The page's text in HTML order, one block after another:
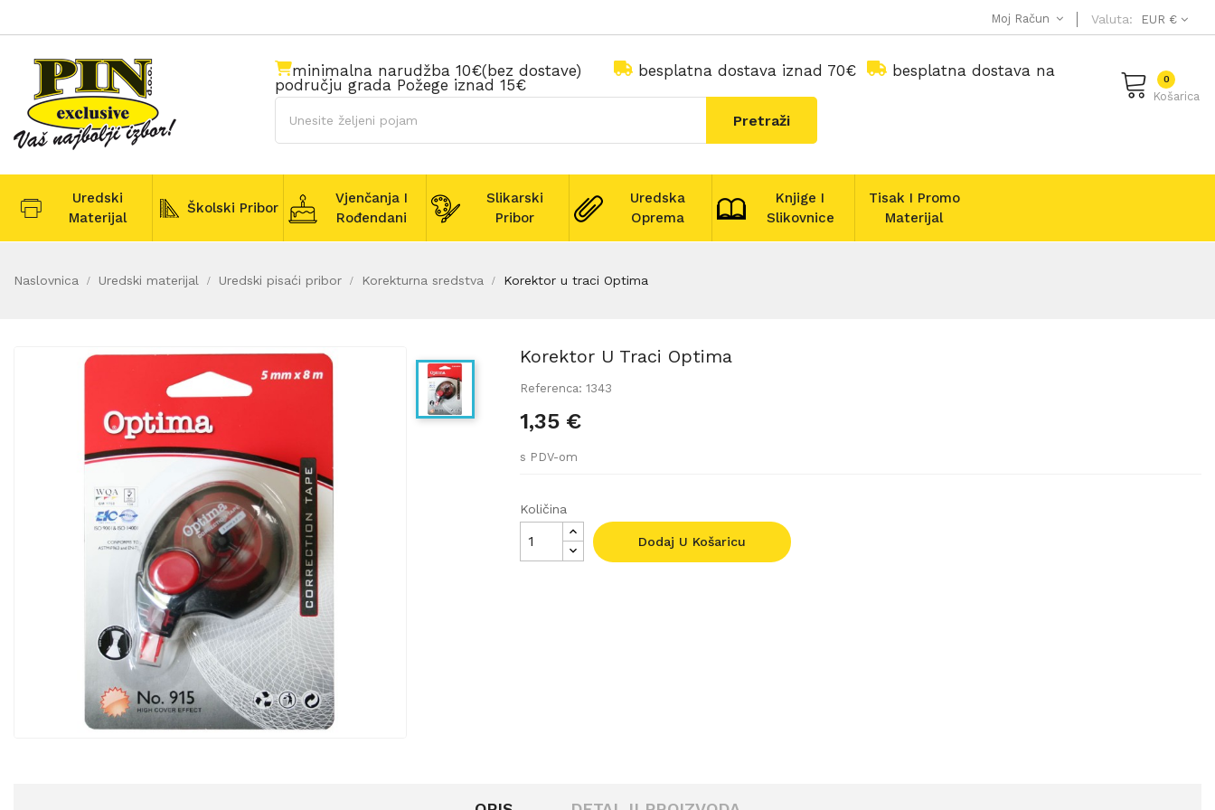
Valuta: EUR €
Moj Račun
Košarica
0
minimalna narudžba 10€(bez dostave) besplatna dostava iznad 70€
besplatna dostava na
području grada Požege iznad 15€
Pretraži
Uredski
Materijal
Školski Pribor
Vjenčanja I
Rođendani
Slikarski
Pribor
Uredska
Oprema
Knjige I
Slikovnice
Tisak I Promo
Materijal
Naslovnica Uredski materijal Uredski pisaći pribor Korekturna sredstva Korektor u traci Optima
Korektor U Traci Optima
Referenca: 1343
1,35 €
s PDV-om
Količina
Dodaj U Košaricu